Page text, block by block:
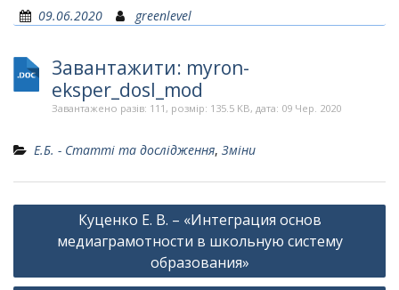
09.06.2020 greenlevel
Завантажити: myron-
eksper_dosl_mod
Завантажено разів: 111, розмір: 135.5 KB, дата: 09 Чер. 2020
Е.Б. - Статті та дослідження, Зміни
Навігація
записів
Куценко Е. В. – «Интеграция основ
медиаграмотности в школьную систему
образования»